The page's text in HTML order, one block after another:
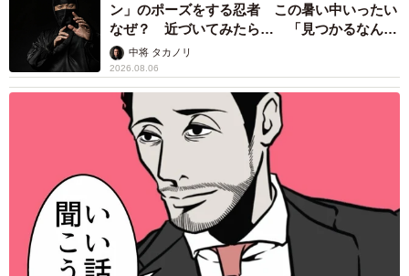
ン」のポーズをする忍者 この暑い中いったい
なぜ？ 近づいてみたら… 「見つかるなんて
未熟」中将 タカノリ
2026.08.06